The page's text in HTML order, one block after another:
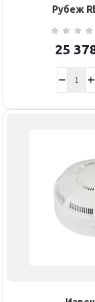
Рубеж
25